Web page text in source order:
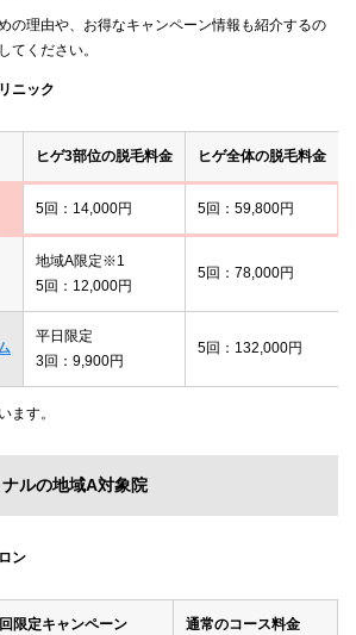
の理由や、お得なキャンペーン情報も紹介するの
てください。
ニック
ヒゲ3部位の脱毛料金
ヒゲ全体の脱毛料金
5回：14,000円 5回：59,800円
地域A限定※1
5回：12,000円
5回：78,000円
平日限定
3回：9,900円
5回：132,000円
ます。
ルの地域A対象院
ン
限定キャンペーン 通常のコース料金